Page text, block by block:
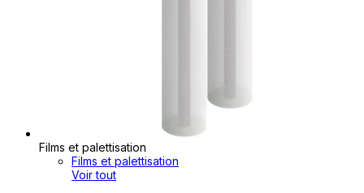
Films et palettisation
Films et palettisation
Voir tout